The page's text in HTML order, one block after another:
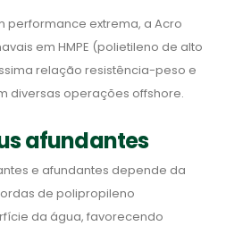
performance extrema, a Acro
em HMPE (polietileno de alto
relação resistência-peso e
diversas operações offshore.
afundantes
e afundantes depende da
de polipropileno
da água, favorecendo